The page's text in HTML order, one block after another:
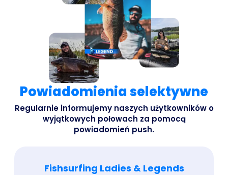
Powiadomienia selektywne
Regularnie informujemy naszych użytkowników o
wyjątkowych połowach za pomocą
powiadomień push.
Fishsurfing Ladies & Legends